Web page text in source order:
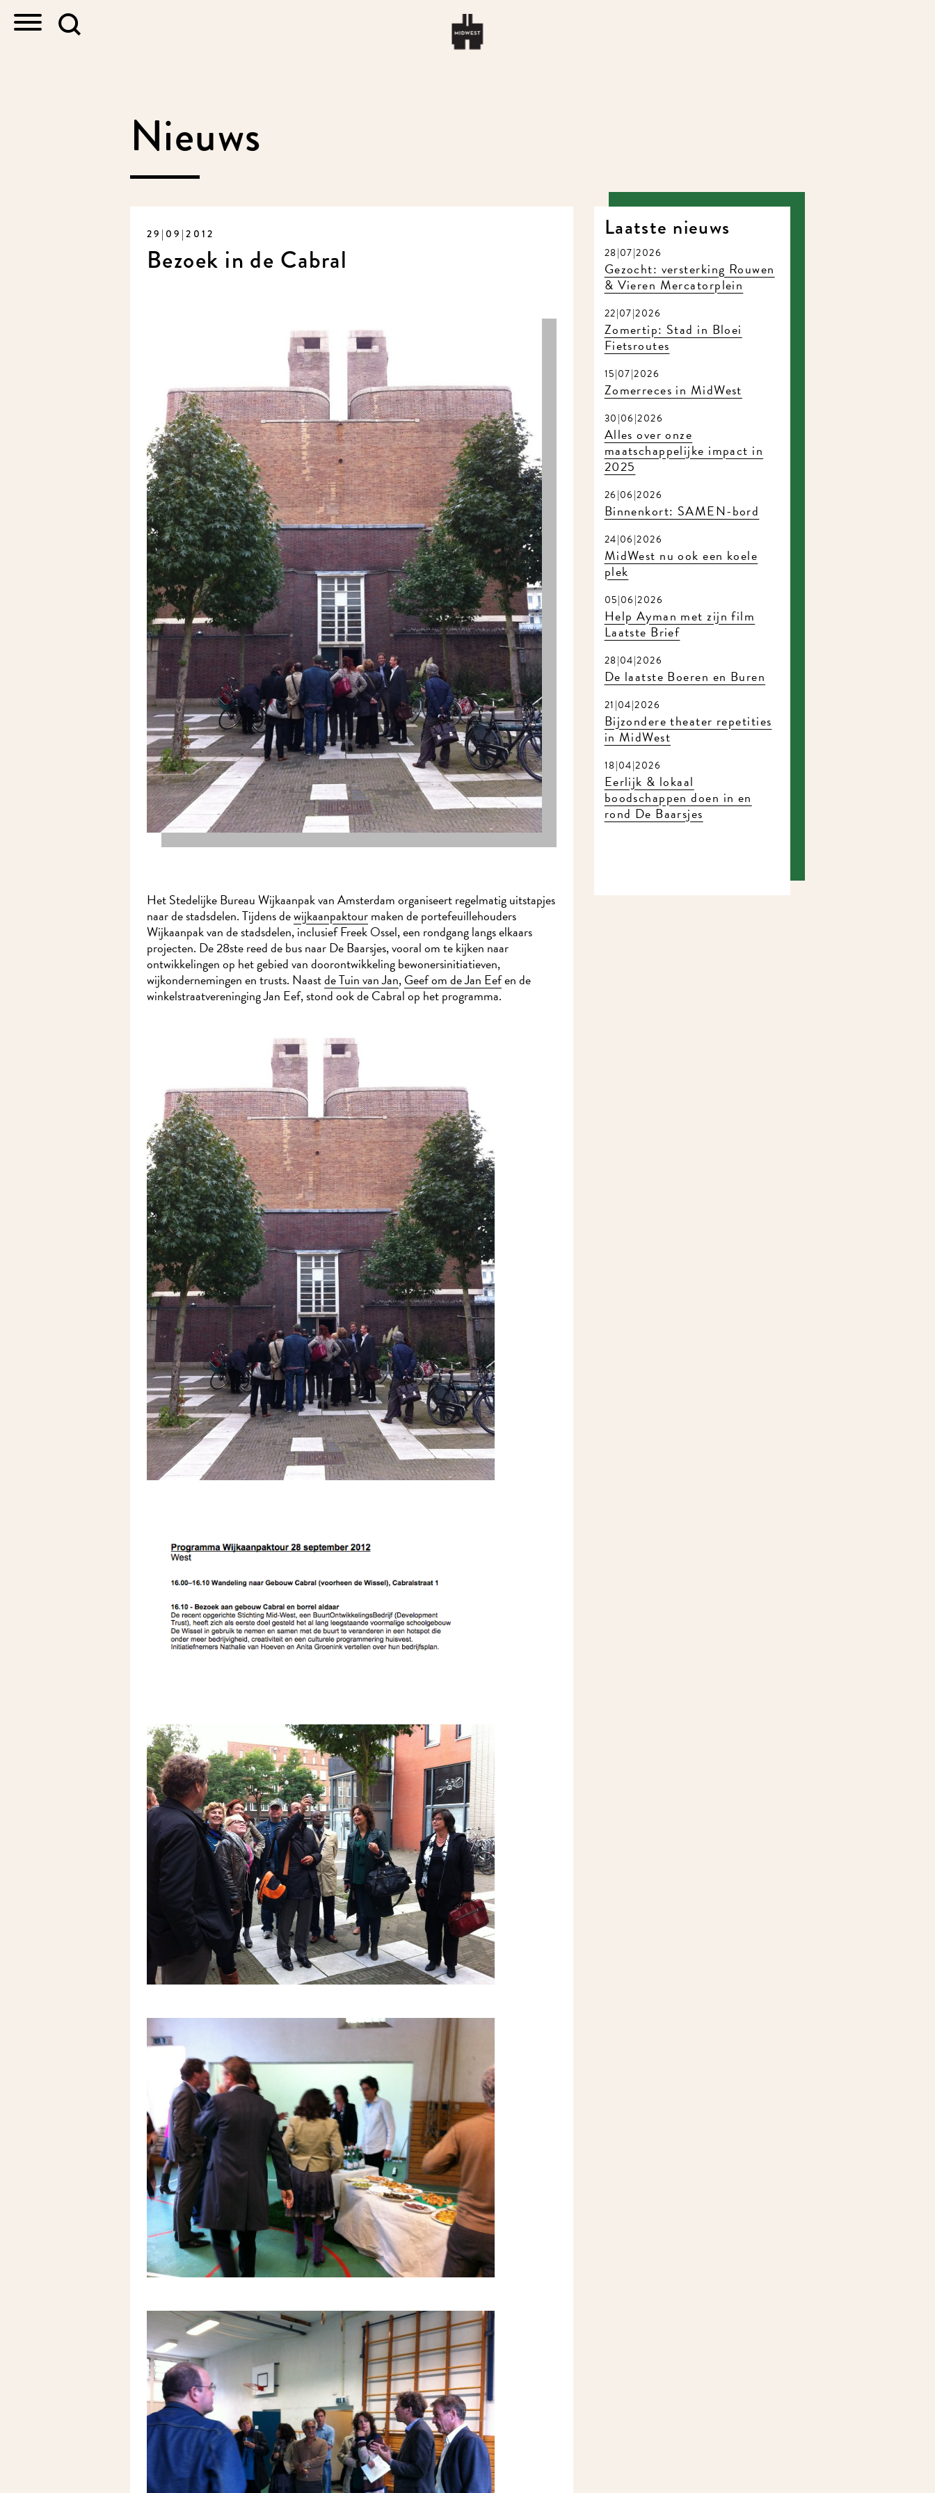
Nieuws
29|09|2012
Bezoek in de Cabral
Het Stedelijke Bureau Wijkaanpak van Amsterdam organiseert regelmatig uitstapjes
naar de stadsdelen. Tijdens dewijkaanpaktourmaken de portefeuillehouders
Wijkaanpak van de stadsdelen, inclusief Freek Ossel, een rondgang langs elkaars
projecten. De 28ste reed de bus naar De Baarsjes, vooral om te kijken naar
ontwikkelingen op het gebied van doorontwikkeling bewonersinitiatieven,
wijkondernemingen en trusts. Naastde Tuin van Jan,Geef om de Jan Eefen de
winkelstraatvereninging Jan Eef, stond ook de Cabral op het programma.
Laatste nieuws
28|07|2026
Gezocht: versterking Rouwen
& Vieren Mercatorplein
22|07|2026
Zomertip: Stad in Bloei
Fietsroutes
15|07|2026
Zomerreces in MidWest
30|06|2026
Alles over onze
maatschappelijke impact in
2025
26|06|2026
Binnenkort: SAMEN-bord
24|06|2026
MidWest nu ook een koele
plek
05|06|2026
Help Ayman met zijn film
Laatste Brief
28|04|2026
De laatste Boeren en Buren
21|04|2026
Bijzondere theater repetities
in MidWest
18|04|2026
Eerlijk & lokaal
boodschappen doen in en
rond De Baarsjes
Ik wil MidWest-nieuws!